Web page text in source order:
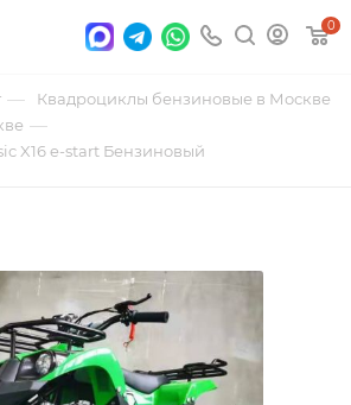
0
— Квадроциклы бензиновые в Москве
—
X16 e-start Бензиновый